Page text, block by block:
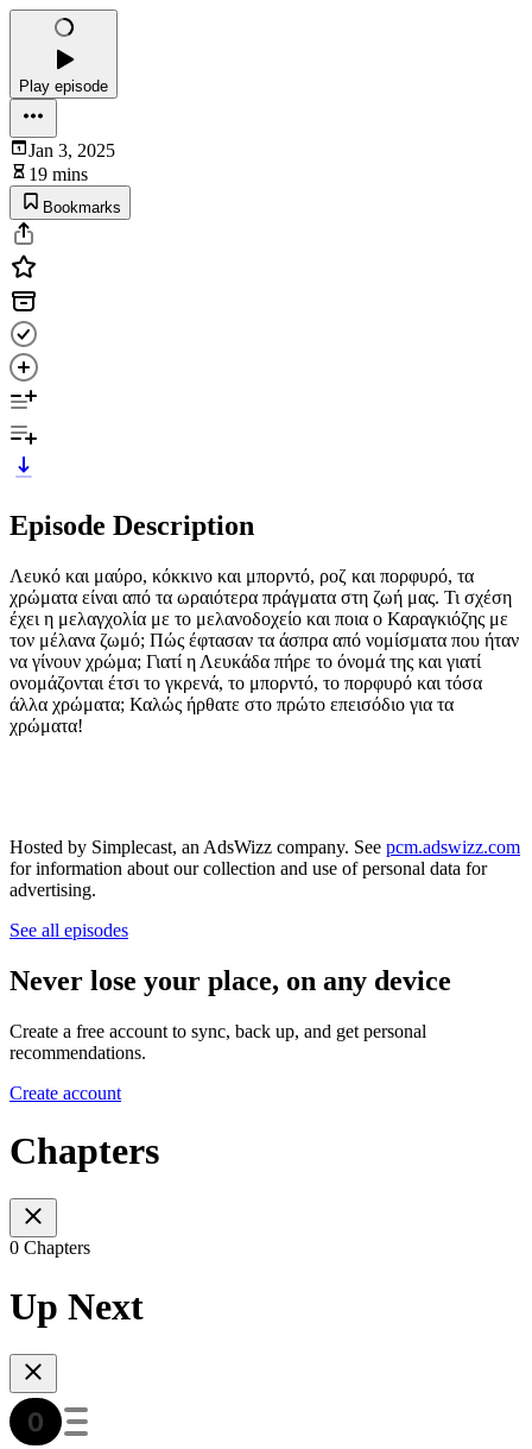
Play episode
Jan 3, 2025
19 mins
Bookmarks
Episode Description
Λευκό και μαύρο, κόκκινο και μπορντό, ροζ και πορφυρό, τα
χρώματα είναι από τα ωραιότερα πράγματα στη ζωή μας. Τι σχέση
έχει η μελαγχολία με το μελανοδοχείο και ποια ο Καραγκιόζης με
τον μέλανα ζωμό; Πώς έφτασαν τα άσπρα από νομίσματα που ήταν
να γίνουν χρώμα; Γιατί η Λευκάδα πήρε το όνομά της και γιατί
ονομάζονται έτσι το γκρενά, το μπορντό, το πορφυρό και τόσα
άλλα χρώματα; Καλώς ήρθατε στο πρώτο επεισόδιο για τα
χρώματα!
Hosted by Simplecast, an AdsWizz company. See pcm.adswizz.com
for information about our collection and use of personal data for
advertising.
See all episodes
Never lose your place, on any device
Create a free account to sync, back up, and get personal
recommendations.
Create account
Chapters
0 Chapters
Up Next